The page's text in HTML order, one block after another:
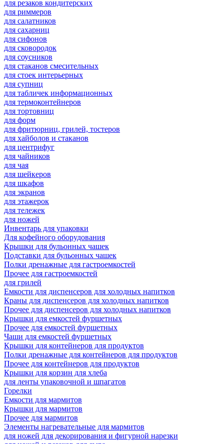
для резаков кондитерских
для риммеров
для салатников
для сахарниц
для сифонов
для сковородок
для соусников
для стаканов смесительных
для стоек интерьерных
для супниц
для табличек информационных
для термоконтейнеров
для тортовниц
для форм
для фритюрниц, грилей, тостеров
для хайболов и стаканов
для центрифуг
для чайников
для чая
для шейкеров
для шкафов
для экранов
для этажерок
для тележек
для ножей
Инвентарь для упаковки
Для кофейного оборудования
Крышки для бульонных чашек
Подставки для бульонных чашек
Полки дренажные для гастроемкостей
Прочее для гастроемкостей
для грилей
Емкости для диспенсеров для холодных напитков
Краны для диспенсеров для холодных напитков
Прочее для диспенсеров для холодных напитков
Крышки для емкостей фуршетных
Прочее для емкостей фуршетных
Чаши для емкостей фуршетных
Крышки для контейнеров для продуктов
Полки дренажные для контейнеров для продуктов
Прочее для контейнеров для продуктов
Крышки для корзин для хлеба
для ленты упаковочной и шпагатов
Горелки
Емкости для мармитов
Крышки для мармитов
Прочее для мармитов
Элементы нагревательные для мармитов
для ножей для декорирования и фигурной нарезки